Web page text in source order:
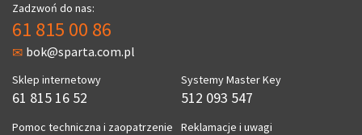
Zadzwoń do nas:
61 815 00 86
bok@sparta.com.pl
Sklep internetowy
61 815 16 52
Pomoc techniczna i zaopatrzenie
Systemy Master Key
512 093 547
Reklamacje i uwagi